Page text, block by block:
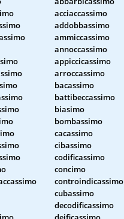
acciaccassimo
addobbassimo
ammiccassimo
annoccassimo
appiccicassimo
arroccassimo
bacassimo
battibeccassimo
biasimo
bombassimo
cacassimo
cibassimo
codificassimo
concimo
controindicassimo
cubassimo
decodificassimo